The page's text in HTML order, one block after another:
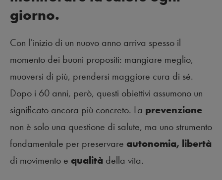
giorno.
Con l’inizio di un nuovo anno arriva spesso il
momento dei buoni propositi: mangiare meglio,
muoversi di più, prendersi maggiore cura di sé.
Dopo i 60 anni, però, questi obiettivi assumono un
significato ancora più concreto. La prevenzione
non è solo una questione di salute, ma uno strumento
fondamentale per preservare autonomia, libertà
di movimento e qualità della vita.